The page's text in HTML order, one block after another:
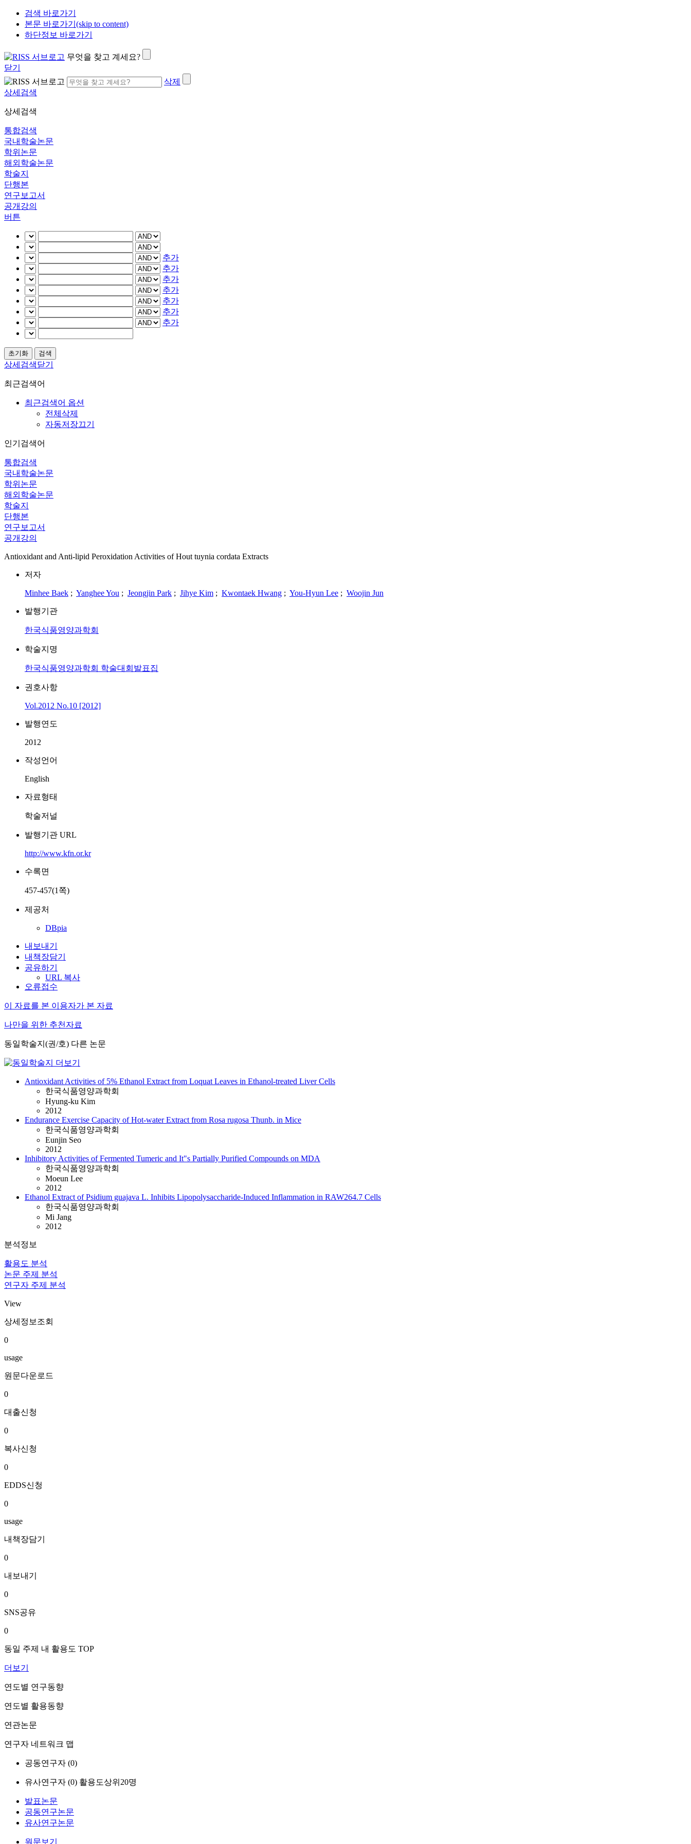
검색 바로가기
본문 바로가기(skip to content)
하단정보 바로가기
무엇을 찾고 계세요?
닫기
삭제
상세검색
상세검색
통합검색
국내학술논문
학위논문
해외학술논문
학술지
단행본
연구보고서
공개강의
버튼
추가
추가
추가
추가
추가
추가
추가
상세검색닫기
최근검색어
최근검색어 옵션
전체삭제
자동저장끄기
인기검색어
통합검색
국내학술논문
학위논문
해외학술논문
학술지
단행본
연구보고서
공개강의
Antioxidant and Anti-lipid Peroxidation Activities of Hout tuynia cordata Extracts
저자
Minhee Baek ; Yanghee You ; Jeongjin Park ; Jihye Kim ; Kwontaek Hwang ; You-Hyun Lee ; Woojin Jun
발행기관
한국식품영양과학회
학술지명
한국식품영양과학회 학술대회발표집
권호사항
Vol.2012 No.10 [2012]
발행연도
2012
작성언어
English
자료형태
학술저널
발행기관 URL
http://www.kfn.or.kr
수록면
457-457(1쪽)
제공처
DBpia
내보내기
내책장담기
공유하기
URL 복사
오류접수
이 자료를 본 이용자가 본 자료
나만을 위한 추천자료
동일학술지(권/호) 다른 논문
Antioxidant Activities of 5% Ethanol Extract from Loquat Leaves in Ethanol-treated Liver Cells
한국식품영양과학회
Hyung-ku Kim
2012
Endurance Exercise Capacity of Hot-water Extract from Rosa rugosa Thunb. in Mice
한국식품영양과학회
Eunjin Seo
2012
Inhibitory Activities of Fermented Tumeric and It"s Partially Purified Compounds on MDA
한국식품영양과학회
Moeun Lee
2012
Ethanol Extract of Psidium guajava L. Inhibits Lipopolysaccharide-Induced Inflammation in RAW264.7 Cells
한국식품영양과학회
Mi Jang
2012
분석정보
활용도 분석
논문 주제 분석
연구자 주제 분석
View
상세정보조회
0
usage
원문다운로드
0
대출신청
0
복사신청
0
EDDS신청
0
usage
내책장담기
0
내보내기
0
SNS공유
0
동일 주제 내 활용도 TOP
더보기
연도별 연구동향
연도별 활용동향
연관논문
연구자 네트워크 맵
공동연구자 (0)
유사연구자 (0) 활용도상위20명
발표논문
공동연구논문
유사연구논문
원문보기